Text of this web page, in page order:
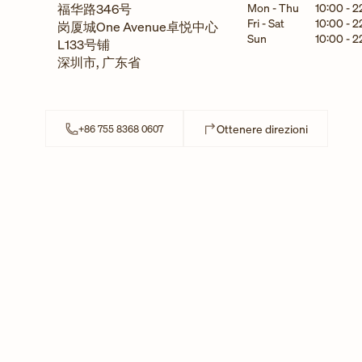
福华路346号
岗厦城One Avenue卓悦中心
L133号铺
深圳市, 广东省
Giorno della settimana
Mon - Thu 10:00-
Fri - Sat
10:00-
Sun
10:00-
+86 755 8368 0607 Ottenere direzioniLink